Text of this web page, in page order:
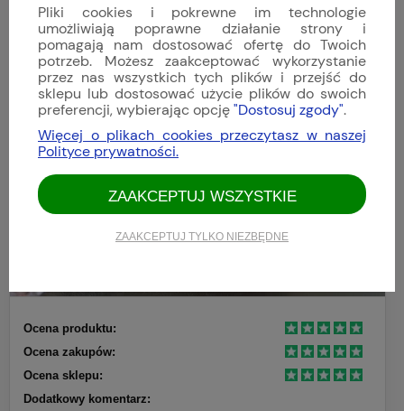
Ocena produktu:
Ocena zakupów:
Ocena sklepu:
Dodatkowy komentarz:
Pliki cookies i pokrewne im technologie
umożliwiają poprawne działanie strony i
pomagają nam dostosować ofertę do Twoich
potrzeb. Możesz zaakceptować wykorzystanie
przez nas wszystkich tych plików i przejść do
sklepu lub dostosować użycie plików do swoich
preferencji, wybierając opcję"Dostosuj zgody".
Więcej o plikach cookies przeczytasz w naszej
Polityce prywatności.
ZAAKCEPTUJ TYLKO NIEZBĘDNE
ZAAKCEPTUJ WSZYSTKIE